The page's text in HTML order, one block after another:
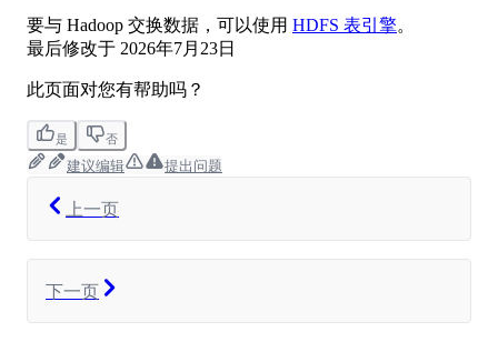
要与 Hadoop 交换数据，可以使用 HDFS 表引擎。
最后修改于 2026年7月23日
此页面对您有帮助吗？
是 否
建议编辑 提出问题
上一页
下一页